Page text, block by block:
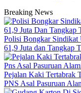
Breaking News
Polisi Bongkar Sindikat
61,9 Juta dan Tangkap
Pejalan Kaki Tertabrak
PNS Asal Pasuruan